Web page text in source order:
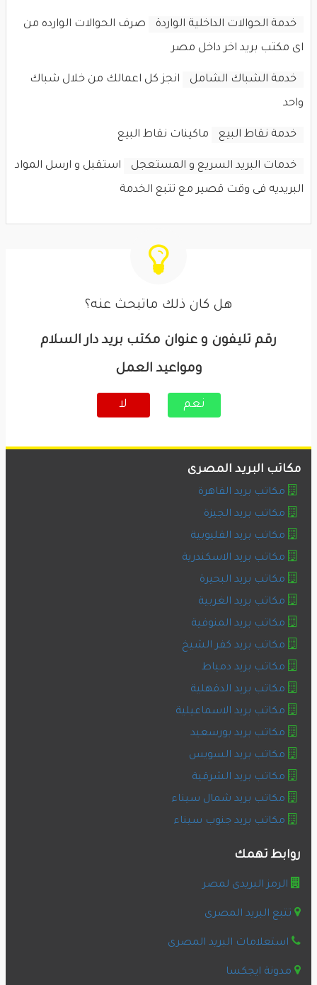
خدمة الحوالات الداخلية الواردة
صرف الحوالات الوارده من
اى مكتب بريد اخر داخل مصر
خدمة الشباك الشامل
انجز كل اعمالك من خلال شباك
واحد
خدمة نقاط البيع ماكينات نقاط البيع
خدمات البريد السريع و المستعجل
استقبل و ارسل المواد
البريديه فى وقت قصير مع تتبع الخدمة
هل كان ذلك ماتبحث عنه؟
رقم تليفون و عنوان مكتب بريد دار السلام
ومواعيد العمل
نعم لا
مكاتب البريد المصرى
مكاتب بريد القاهرة
مكاتب بريد الجيزة
مكاتب بريد القليوبية
مكاتب بريد الاسكندرية
مكاتب بريد البحيرة
مكاتب بريد الغربية
مكاتب بريد المنوفية
مكاتب بريد كفر الشيخ
مكاتب بريد دمياط
مكاتب بريد الدقهلية
مكاتب بريد الاسماعيلية
مكاتب بريد بورسعيد
مكاتب بريد السويس
مكاتب بريد الشرقية
مكاتب بريد شمال سيناء
مكاتب بريد جنوب سيناء
روابط تهمك
الرمز البريدى لمصر
تتبع البريد المصرى
استعلامات البريد المصرى
مدونة ايجكسا